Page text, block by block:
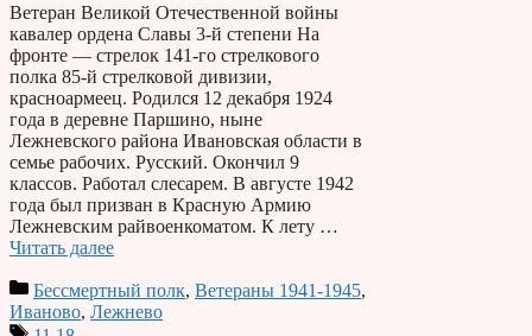
Ветеран Великой Отечественной войны
кавалер ордена Славы 3-й степени На
фронте — стрелок 141-го стрелкового
полка 85-й стрелковой дивизии,
красноармеец. Родился 12 декабря 1924
года в деревне Паршино, ныне
Лежневского района Ивановская области в
семье рабочих. Руccкий. Окончил 9
классов. Работал слесарем. В августе 1942
года был призван в Красную Армию
Лежневским райвоенкоматом. К лету …
Читать далее
Бессмертный полк, Ветераны 1941-1945,
Иваново, Лежнево